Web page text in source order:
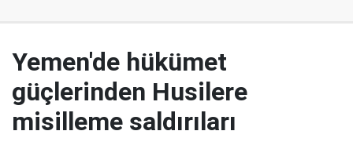
Yemen'de hükümet
güçlerinden Husilere
misilleme saldırıları